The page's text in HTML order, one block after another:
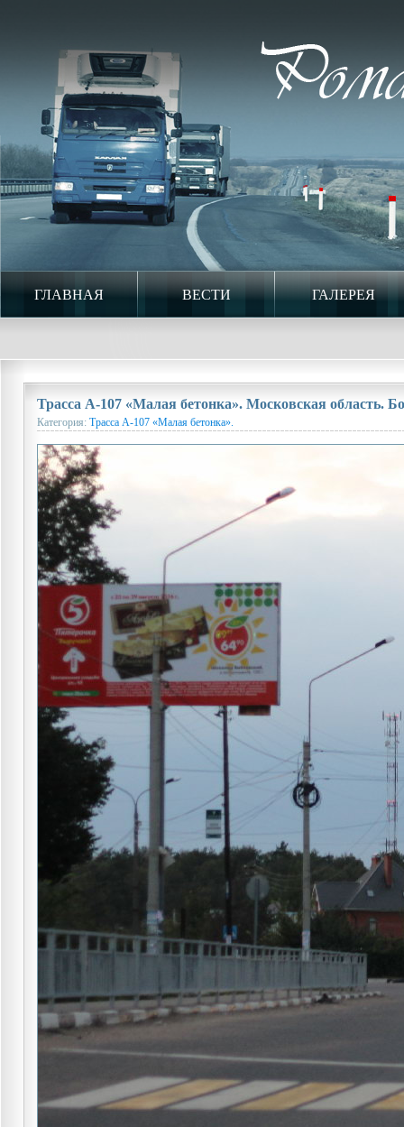
ГЛАВНАЯ ВЕСТИ ГАЛЕРЕЯ
Трасса А-107 «Малая бетонка». Московская область.
Категория: Трасса А-107 «Малая бетонка».